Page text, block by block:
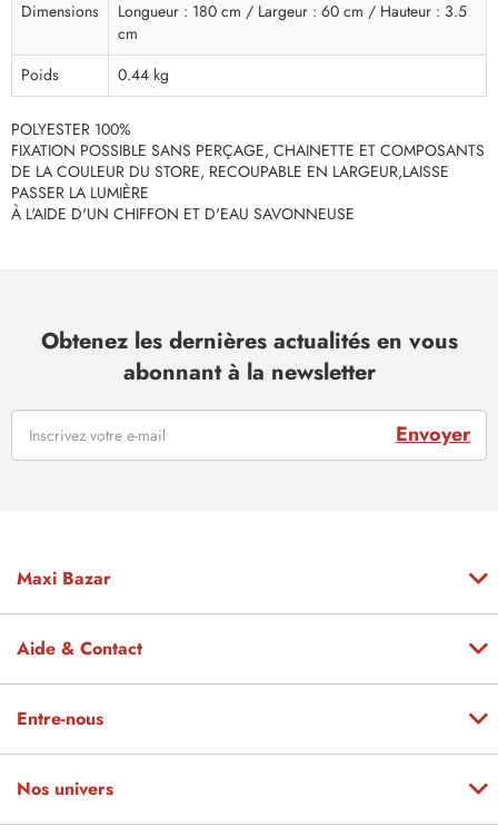
Dimensions
Longueur : 180 cm / Largeur : 60 cm / Hauteur : 3.5
cm
Poids
0.44 kg
POLYESTER 100%
FIXATION POSSIBLE SANS PERÇAGE, CHAINETTE ET COMPOSANTS
DE LA COULEUR DU STORE, RECOUPABLE EN LARGEUR,LAISSE
PASSER LA LUMIÈRE
À L'AIDE D'UN CHIFFON ET D'EAU SAVONNEUSE
Obtenez les dernières actualités en vous
abonnant à la newsletter
Envoyer
Maxi Bazar
Aide & Contact
Entre-nous
Nos univers